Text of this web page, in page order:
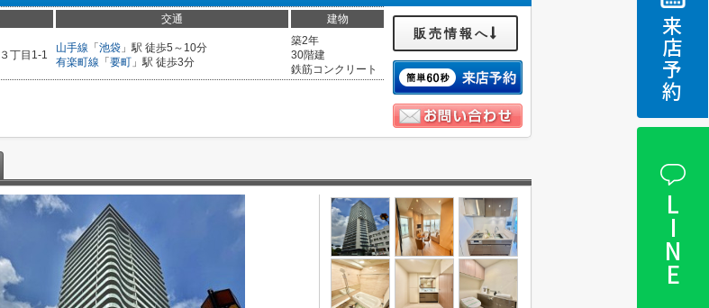
来店予約
LINE
交通 建物
３丁目1-1
山手線 「 池袋 」駅 徒歩5～10分
有楽町線 「 要町 」駅 徒歩3分
築2年
30階建
鉄筋コンクリート
販売情報へ